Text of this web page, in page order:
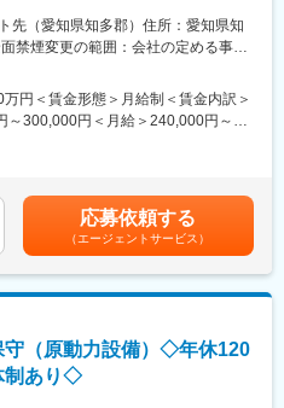
ングのサポート研修、技術研修、キャ
(相談いつでも可能)等を通じて2年～
、自身の状態や希望の案件に合わせ
できるような体制が整っています。
日、好きな時間に技術系の動画や、
。
）
エンジニアとしてこれらのプロジェ
。配属先の業務は、経験やスキルを
とで、スキルアップやキャリアアッ
提供する案件は多岐にわたるため、
を積むことができます。
ために、社内インストラクターの育
れています。これにより、社員一人
先（愛知県知多郡）住所：愛知県知
禁煙変更の範囲：会社の定める事業
円＜賃金形態＞月給制＜賃金内訳＞
～300,000円＜月給＞240,000円～
下する可能性があります。月給(月額)
。
応募依頼する
（エージェントサービス）
守（原動力設備）◇年休120
制あり◇